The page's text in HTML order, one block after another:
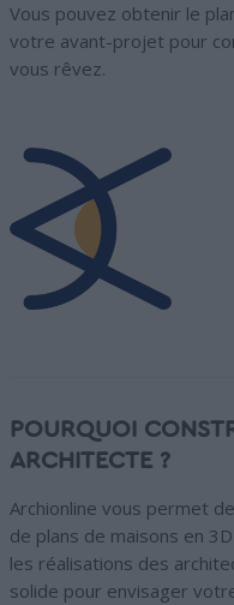
Vous pouvez obtenir le
votre avant-projet pour
vous rêvez.
POURQUOI
ARCHITECTE ?
Archionline vous permet
de plans de maisons en
les réalisations des
solide pour envisager